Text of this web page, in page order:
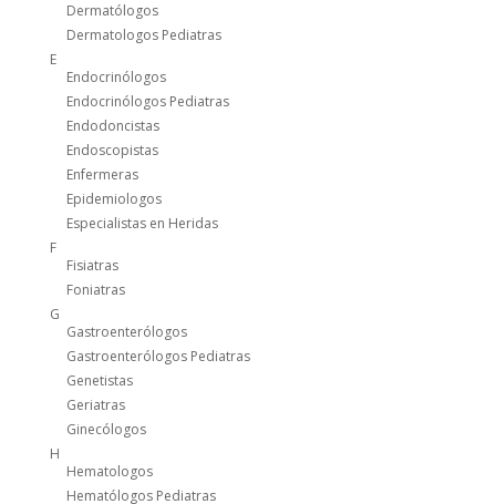
Dermatólogos
Dermatologos Pediatras
E
Endocrinólogos
Endocrinólogos Pediatras
Endodoncistas
Endoscopistas
Enfermeras
Epidemiologos
Especialistas en Heridas
F
Fisiatras
Foniatras
G
Gastroenterólogos
Gastroenterólogos Pediatras
Genetistas
Geriatras
Ginecólogos
H
Hematologos
Hematólogos Pediatras